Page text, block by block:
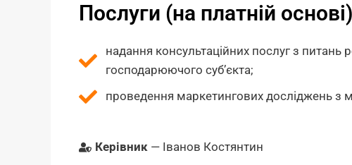
Послуги (на платній основі)
надання консультаційних послуг з питань
господарюючого суб’єкта;
проведення маркетингових досліджень з
Керівник— Іванов Костянтин